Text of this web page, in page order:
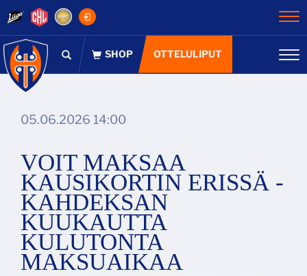
OTTELULIPUT
05.06.2026 14:00
VOIT MAKSAA
KAUSIKORTIN ERISSÄ -
KAHDEKSAN
KUUKAUTTA
KULUTONTA
MAKSUAIKAA